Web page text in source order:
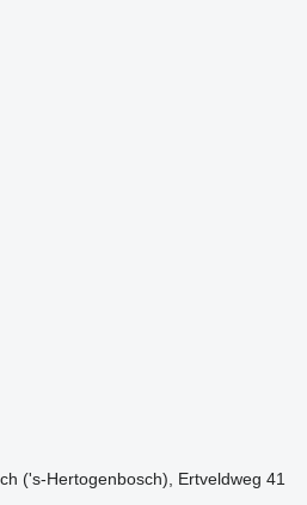
('s-Hertogenbosch), Ertveldweg 41